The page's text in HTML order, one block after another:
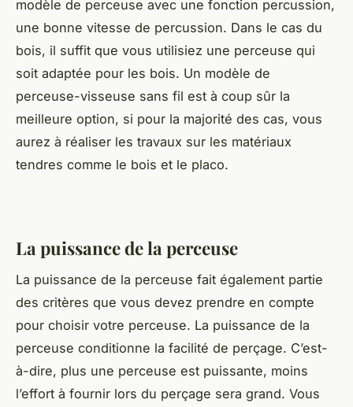
modèle de perceuse avec une fonction percussion,
une bonne vitesse de percussion. Dans le cas du
bois, il suffit que vous utilisiez une perceuse qui
soit adaptée pour les bois. Un modèle de
perceuse-visseuse sans fil est à coup sûr la
meilleure option, si pour la majorité des cas, vous
aurez à réaliser les travaux sur les matériaux
tendres comme le bois et le placo.
La puissance de la perceuse
La puissance de la perceuse fait également partie
des critères que vous devez prendre en compte
pour choisir votre perceuse. La puissance de la
perceuse conditionne la facilité de perçage. C’est-
à-dire, plus une perceuse est puissante, moins
l’effort à fournir lors du perçage sera grand. Vous